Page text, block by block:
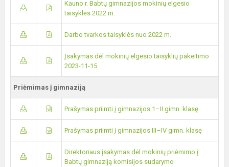
Kauno r. Babtų gimnazijos mokinių elgesio
taisyklės 2022 m.
Darbo tvarkos taisyklės nuo 2022 m.
Įsakymas dėl mokinių elgesio taisyklių pakeitimo
2023-11-15
Priėmimas į gimnaziją
Prašymas priimti į gimnazijos 1–II gimn. klasę
Prašymas priimti į gimnazijos III–IV gimn. klasę
Direktoriaus įsakymas dėl mokinių priėmimo į
Babtų gimnaziją komisijos sudarymo